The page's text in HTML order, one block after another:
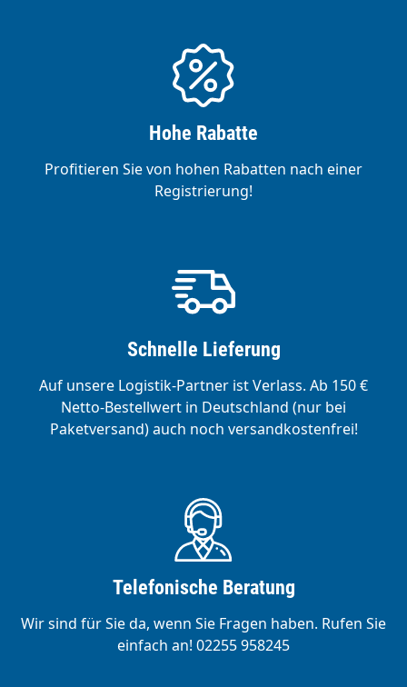
Hohe Rabatte
Profitieren Sie von hohen Rabatten nach einer
Registrierung!
Schnelle Lieferung
Auf unsere Logistik-Partner ist Verlass. Ab 150 €
Netto-Bestellwert in Deutschland (nur bei
Paketversand) auch noch versandkostenfrei!
Telefonische Beratung
Wir sind für Sie da, wenn Sie Fragen haben. Rufen Sie
einfach an! 02255 958245